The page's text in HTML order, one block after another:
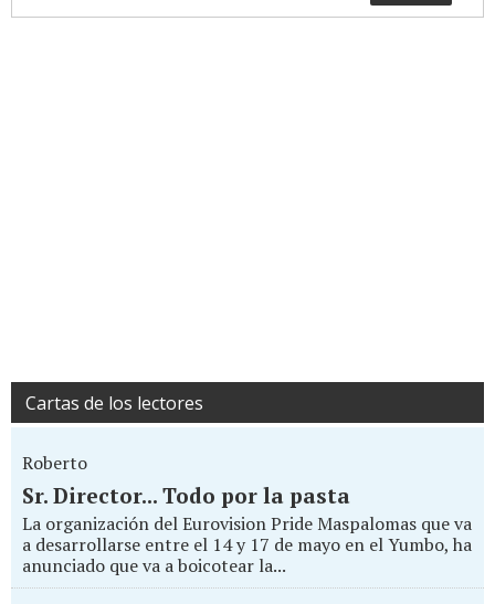
Cartas de los lectores
Roberto
Sr. Director... Todo por la pasta
La organización del Eurovision Pride Maspalomas que va
a desarrollarse entre el 14 y 17 de mayo en el Yumbo, ha
anunciado que va a boicotear la...